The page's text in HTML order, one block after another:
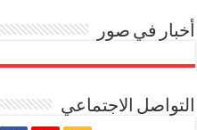
أخبار في صور
التواصل الاجتماعي